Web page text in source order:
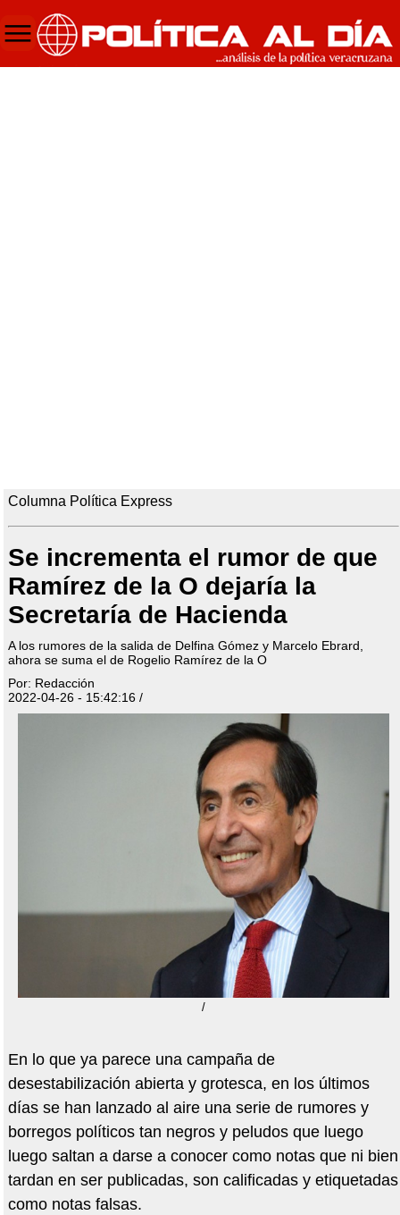
Columna Política Express
Se incrementa el rumor de que
Ramírez de la O dejaría la
Secretaría de Hacienda
A los rumores de la salida de Delfina Gómez y Marcelo Ebrard,
ahora se suma el de Rogelio Ramírez de la O
Por: Redacción
2022-04-26 - 15:42:16 /
/
En lo que ya parece una campaña de
desestabilización abierta y grotesca, en los últimos
días se han lanzado al aire una serie de rumores y
borregos políticos tan negros y peludos que luego
luego saltan a darse a conocer como notas que ni bien
tardan en ser publicadas, son calificadas y etiquetadas
como notas falsas.